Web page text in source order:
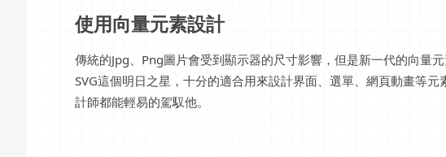
使用向量元素設計
傳統的Jpg、Png圖片會受到顯示器的尺寸影響，但是新一代的向量
SVG這個明日之星，十分的適合用來設計界面、選單、網頁動畫等
計師都能輕易的駕馭他。